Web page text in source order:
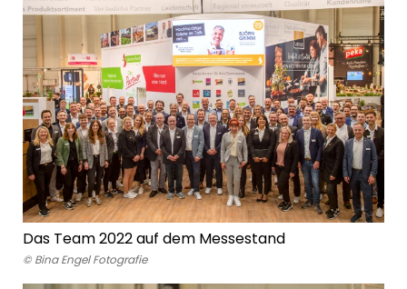
Das Team 2022 auf dem Messestand
© Bina Engel Fotografie